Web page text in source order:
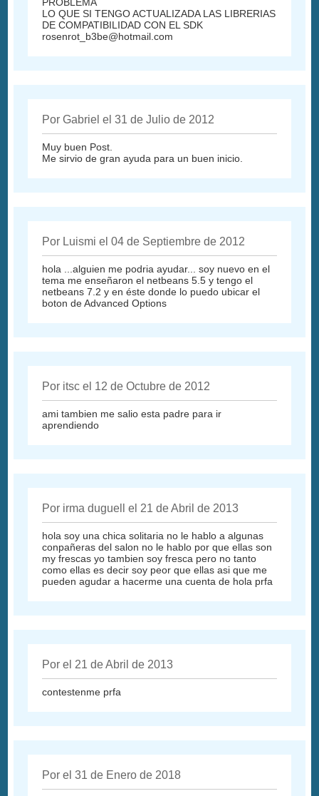
PROBLEMA
LO QUE SI TENGO ACTUALIZADA LAS LIBRERIAS
DE COMPATIBILIDAD CON EL SDK
rosenrot_b3be@hotmail.com
Por Gabriel el 31 de Julio de 2012
Muy buen Post.
Me sirvio de gran ayuda para un buen inicio.
Por Luismi el 04 de Septiembre de 2012
hola ...alguien me podria ayudar... soy nuevo en el
tema me enseñaron el netbeans 5.5 y tengo el
netbeans 7.2 y en éste donde lo puedo ubicar el
boton de Advanced Options
Por itsc el 12 de Octubre de 2012
ami tambien me salio esta padre para ir
aprendiendo
Por irma duguell el 21 de Abril de 2013
hola soy una chica solitaria no le hablo a algunas
conpañeras del salon no le hablo por que ellas son
my frescas yo tambien soy fresca pero no tanto
como ellas es decir soy peor que ellas asi que me
pueden agudar a hacerme una cuenta de hola prfa
Por el 21 de Abril de 2013
contestenme prfa
Por el 31 de Enero de 2018